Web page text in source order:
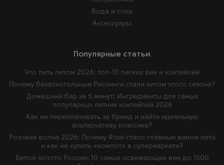
Вода и соки
Аксессуары
Популярные статьи
Что пить летом 2026: топ-10 легких вин и коктейлей
Почему безалкогольные Рислинги стали хитом этого сезона?
Домашний бар за 5 минут: Ингредиенты для самых
популярных летних коктейлей 2026
Как не переплачивать за бренд и найти идеальную
альтернативу классике?
Розовая волна 2026: Почему Rosé стало главным вином лета
и как не купить «компот» в супермаркете?
Белое золото России: 10 самых освежающих вин до 1500